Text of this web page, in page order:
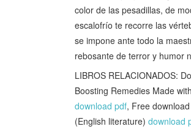
color de las pesadillas, de
escalofrío te recorre las
se impone ante todo la
rebosante de terror y humor
LIBROS RELACIONADOS:
Boosting Remedies Made
download pdf, Free
(English literature) download